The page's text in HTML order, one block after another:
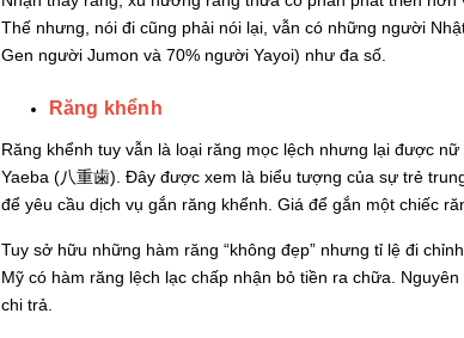
Thế nhưng, nói đi cũng phải nói lại, vẫn có những người
Gen người Jumon và 70% người Yayoi) như đa số.
Răng khểnh
Răng khểnh tuy vẫn là loại răng mọc lệch nhưng lại được
Yaeba (八重歯). Đây được xem là biểu tượng của sự trẻ
để yêu cầu dịch vụ gắn răng khểnh. Giá để gắn một chiếc
Tuy sở hữu những hàm răng “không đẹp” nhưng tỉ lệ đi
Mỹ có hàm răng lệch lạc chấp nhận bỏ tiền ra chữa.
chi trả.